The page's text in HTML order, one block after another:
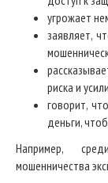
угрожает
заявляет,
риска и
говорит,
деньги,
Например,
мошенничества